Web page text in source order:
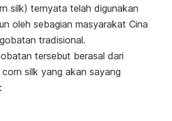
silk) ternyata telah digunakan
oleh sebagian masyarakat Cina
tradisional.
tersebut berasal dari
corn silk yang akan sayang